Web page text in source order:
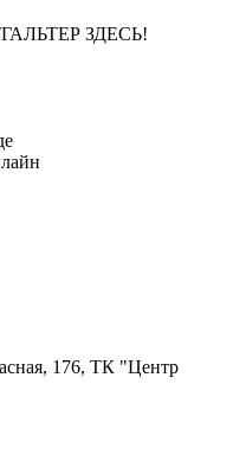
ЗДЕСЬ!
176, ТК "Центр